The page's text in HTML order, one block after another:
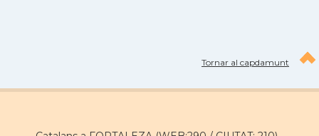
Tornar al capdamunt